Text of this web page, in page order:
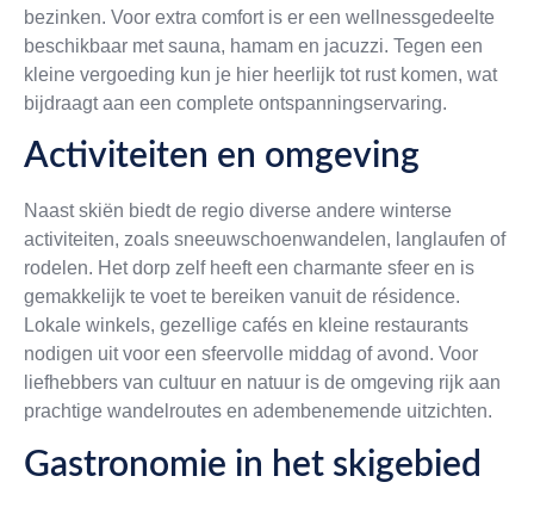
bezinken. Voor extra comfort is er een wellnessgedeelte
beschikbaar met sauna, hamam en jacuzzi. Tegen een
kleine vergoeding kun je hier heerlijk tot rust komen, wat
bijdraagt aan een complete ontspanningservaring.
Activiteiten en omgeving
Naast skiën biedt de regio diverse andere winterse
activiteiten, zoals sneeuwschoenwandelen, langlaufen of
rodelen. Het dorp zelf heeft een charmante sfeer en is
gemakkelijk te voet te bereiken vanuit de résidence.
Lokale winkels, gezellige cafés en kleine restaurants
nodigen uit voor een sfeervolle middag of avond. Voor
liefhebbers van cultuur en natuur is de omgeving rijk aan
prachtige wandelroutes en adembenemende uitzichten.
Gastronomie in het skigebied